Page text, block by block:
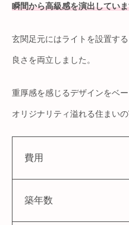
瞬間から高級感を演出してい
玄関足元にはライトを設置す
良さを両立しました。
重厚感を感じるデザインをベ
オリジナリティ溢れる住まいの
費用
築年数